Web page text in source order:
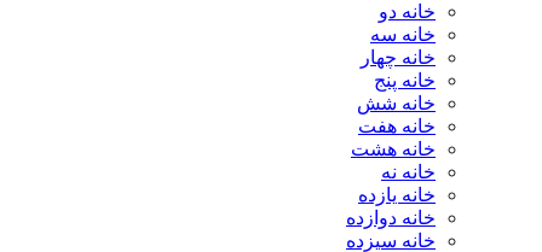
خانه دو
خانه سه
خانه چهار
خانه پنج
خانه شش
خانه هفت
خانه هشت
خانه نه
خانه یازده
خانه دوازده
خانه سیزده